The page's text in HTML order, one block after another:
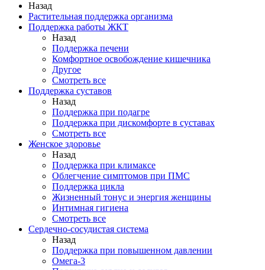
Назад
Растительная поддержка организма
Поддержка работы ЖКТ
Назад
Поддержка печени
Комфортное освобождение кишечника
Другое
Смотреть все
Поддержка суставов
Назад
Поддержка при подагре
Поддержка при дискомфорте в суставах
Смотреть все
Женское здоровье
Назад
Поддержка при климаксе
Облегчение симптомов при ПМС
Поддержка цикла
Жизненный тонус и энергия женщины
Интимная гигиена
Смотреть все
Сердечно-сосудистая система
Назад
Поддержка при повышенном давлении
Омега-3